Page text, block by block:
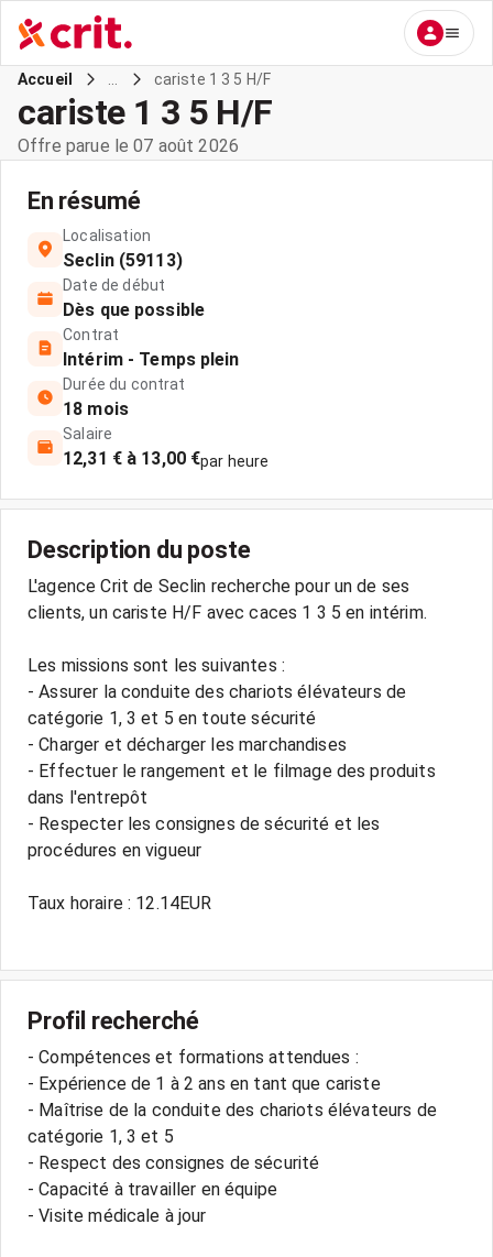
Accueil cariste 1 3 5 H/F
cariste 1 3 5 H/F
Offre parue le 07 août 2026
En résumé
Localisation
Seclin (59113)
Date de début
Dès que possible
Contrat
Intérim - Temps plein
Durée du contrat
18 mois
Salaire
12,31 € à 13,00 €par heure
Description du poste
L'agence Crit de Seclin recherche pour un de ses
clients, un cariste H/F avec caces 1 3 5 en intérim.
Les missions sont les suivantes :
- Assurer la conduite des chariots élévateurs de
catégorie 1, 3 et 5 en toute sécurité
- Charger et décharger les marchandises
- Effectuer le rangement et le filmage des produits
dans l'entrepôt
- Respecter les consignes de sécurité et les
procédures en vigueur
Taux horaire : 12.14EUR
Profil recherché
- Compétences et formations attendues :
- Expérience de 1 à 2 ans en tant que cariste
- Maîtrise de la conduite des chariots élévateurs de
catégorie 1, 3 et 5
- Respect des consignes de sécurité
- Capacité à travailler en équipe
- Visite médicale à jour